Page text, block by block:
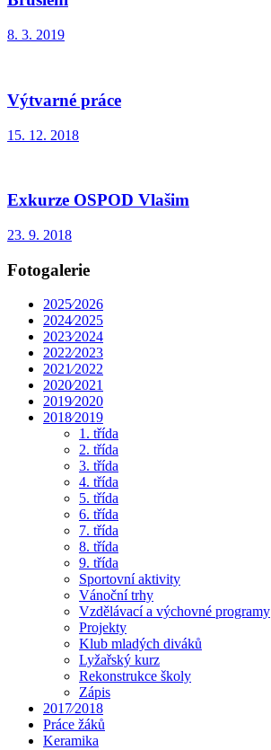
8. 3. 2019
Výtvarné práce
15. 12. 2018
Exkurze OSPOD Vlašim
23. 9. 2018
Fotogalerie
2025⁄2026
2024⁄2025
2023⁄2024
2022⁄2023
2021⁄2022
2020⁄2021
2019⁄2020
2018⁄2019
1. třída
2. třída
3. třída
4. třída
5. třída
6. třída
7. třída
8. třída
9. třída
Sportovní aktivity
Vánoční trhy
Vzdělávací a výchovné programy
Projekty
Klub mladých diváků
Lyžařský kurz
Rekonstrukce školy
Zápis
2017⁄2018
Práce žáků
Keramika